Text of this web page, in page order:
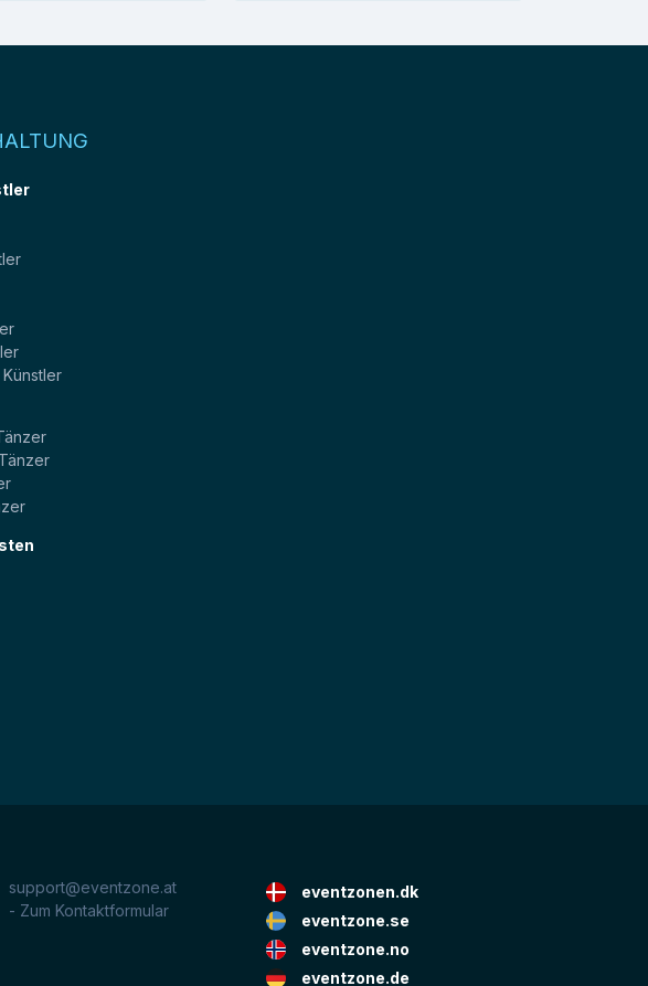
support@eventzone.at
- Zum Kontaktformular
eventzonen.dk
eventzone.se
eventzone.no
eventzone.de